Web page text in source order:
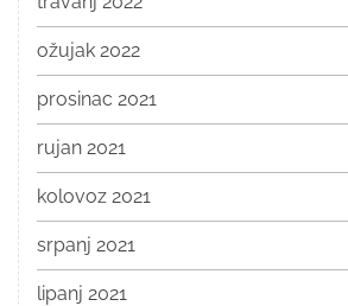
ožujak 2022
prosinac 2021
rujan 2021
kolovoz 2021
srpanj 2021
lipanj 2021